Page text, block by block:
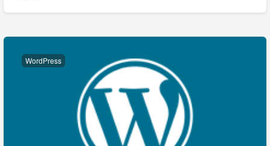
WordPress